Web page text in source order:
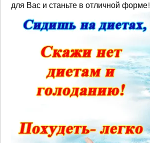
для Вас и станьте в отличной форме!